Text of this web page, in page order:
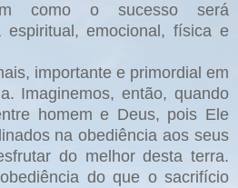
como o sucesso será
espiritual, emocional, física e
importante e primordial em
Imaginemos, então, quando
homem e Deus, pois Ele
na obediência aos seus
do melhor desta terra.
do que o sacrifício